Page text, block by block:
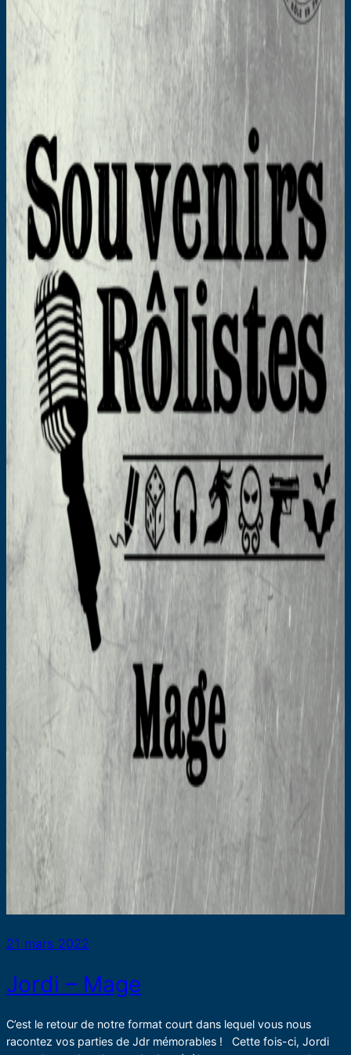
21 mars 2022
Jordi – Mage
C’est le retour de notre format court dans lequel vous nous
racontez vos parties de Jdr mémorables ! Cette fois-ci, Jordi